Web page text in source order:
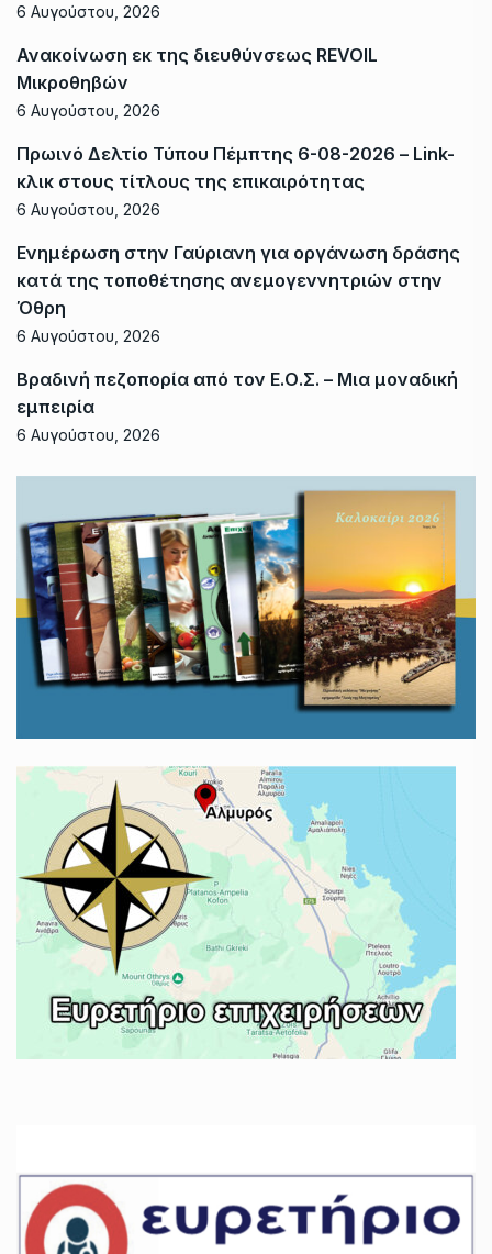
6 Αυγούστου, 2026
Ανακοίνωση εκ της διευθύνσεως REVOIL
Μικροθηβών
6 Αυγούστου, 2026
Πρωινό Δελτίο Τύπου Πέμπτης 6-08-2026 – Link-
κλικ στους τίτλους της επικαιρότητας
6 Αυγούστου, 2026
Ενημέρωση στην Γαύριανη για οργάνωση δράσης
κατά της τοποθέτησης ανεμογεννητριών στην
Όθρη
6 Αυγούστου, 2026
Βραδινή πεζοπορία από τον Ε.Ο.Σ. – Μια μοναδική
εμπειρία
6 Αυγούστου, 2026